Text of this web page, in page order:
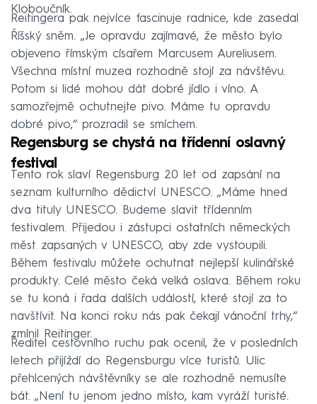
Kloboučník.
Reitingera pak nejvíce fascinuje radnice, kde zasedal
Říšský sněm. „Je opravdu zajímavé, že město bylo
objeveno římským císařem Marcusem Aureliusem.
Všechna místní muzea rozhodně stojí za návštěvu.
Potom si lidé mohou dát dobré jídlo i víno. A
samozřejmě ochutnejte pivo. Máme tu opravdu
dobré pivo,“ prozradil se smíchem.
Regensburg se chystá na třídenní oslavný
festival
Tento rok slaví Regensburg 20 let od zapsání na
seznam kulturního dědictví UNESCO. „Máme hned
dva tituly UNESCO. Budeme slavit třídenním
festivalem. Přijedou i zástupci ostatních německých
měst zapsaných v UNESCO, aby zde vystoupili.
Během festivalu můžete ochutnat nejlepší kulinářské
produkty. Celé město čeká velká oslava. Během roku
se tu koná i řada dalších událostí, které stojí za to
navštívit. Na konci roku nás pak čekají vánoční trhy,“
zmínil Reitinger.
Ředitel cestovního ruchu pak ocenil, že v posledních
letech přijíždí do Regensburgu více turistů. Ulic
přehlcených návštěvníky se ale rozhodně nemusíte
bát. „Není tu jenom jedno místo, kam vyráží turisté.